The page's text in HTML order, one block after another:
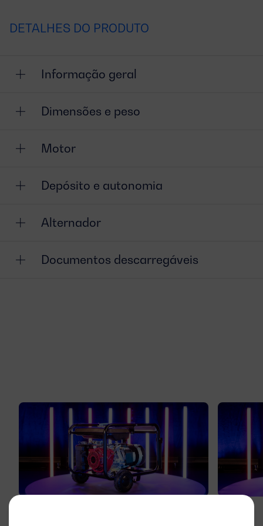
DETALHES DO PRODUTO
Informação geral
Dimensões e peso
Motor
Depósito e autonomia
Alternador
Documentos descarregáveis